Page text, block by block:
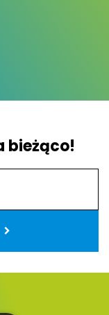
bieżąco!